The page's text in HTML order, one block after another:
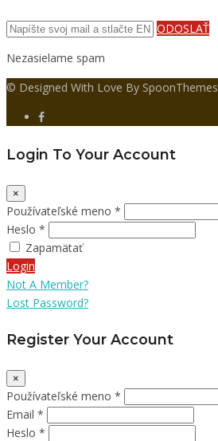
ODOSLAŤ
Nezasielame spam
© Designed With Love By SpoonThemes
Login To Your Account
×
Používateľské meno *
Heslo *
Zapamätať
Login
Not A Member?
Lost Password?
Register Your Account
×
Používateľské meno *
Email *
Heslo *